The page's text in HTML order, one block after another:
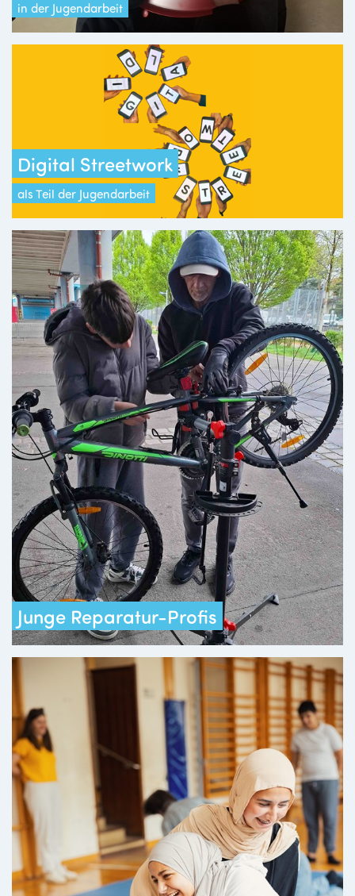
in der Jugendarbeit
Digital Streetwork
als Teil der Jugendarbeit
Junge Reparatur-Profis